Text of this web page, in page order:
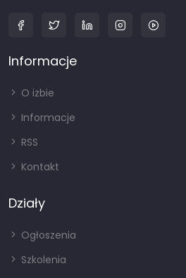
Informacje
O izbie
Informacje
RSS
Kontakt
Działy
Ogłoszenia
Szkolenia